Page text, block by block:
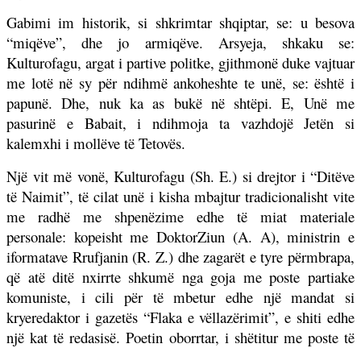
Gabimi im historik, si shkrimtar shqiptar, se: u besova
“miqëve”, dhe jo armiqëve. Arsyeja, shkaku se:
Kulturofagu, argat i partive politke, gjithmonë duke vajtuar
me lotë në sy për ndihmë ankoheshte te unë, se: është i
papunë. Dhe, nuk ka as bukë në shtëpi. E, Unë me
pasurinë e Babait, i ndihmoja ta vazhdojë Jetën si
kalemxhi i mollëve të Tetovës.
Një vit më vonë, Kulturofagu (Sh. E.) si drejtor i “Ditëve
të Naimit”, të cilat unë i kisha mbajtur tradicionalisht vite
me radhë me shpenëzime edhe të miat materiale
personale: kopeisht me DoktorZiun (A. A), ministrin e
iformatave Rrufjanin (R. Z.) dhe zagarët e tyre përmbrapa,
që atë ditë nxirrte shkumë nga goja me poste partiake
komuniste, i cili për të mbetur edhe një mandat si
kryeredaktor i gazetës “Flaka e vëllazërimit”, e shiti edhe
një kat të redasisë. Poetin oborrtar, i shëtitur me poste të